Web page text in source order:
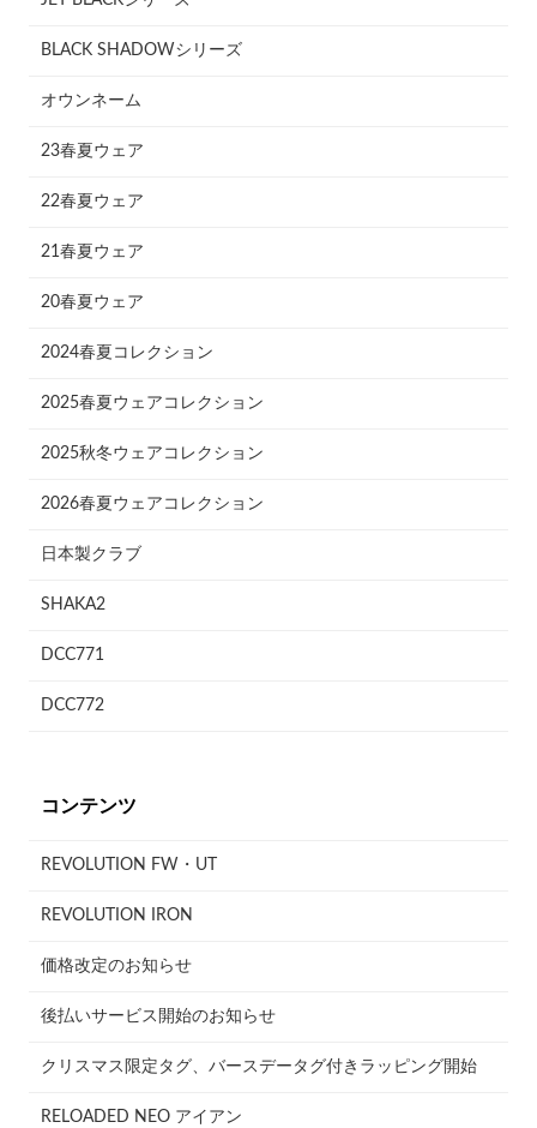
BLACK SHADOWシリーズ
オウンネーム
23春夏ウェア
22春夏ウェア
21春夏ウェア
20春夏ウェア
2024春夏コレクション
2025春夏ウェアコレクション
2025秋冬ウェアコレクション
2026春夏ウェアコレクション
日本製クラブ
SHAKA2
DCC771
DCC772
コンテンツ
REVOLUTION FW・UT
REVOLUTION IRON
価格改定のお知らせ
後払いサービス開始のお知らせ
クリスマス限定タグ、バースデータグ付きラッピング開始
RELOADED NEO アイアン